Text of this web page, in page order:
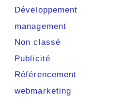
Développement
management
Non classé
Publicité
Référencement
webmarketing